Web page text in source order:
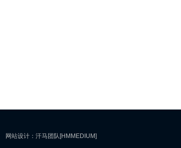
网站设计： 汗马团队 [HMMEDIUM]